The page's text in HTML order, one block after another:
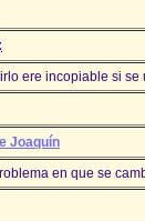
ere incopiable si
Joaquín
en que se